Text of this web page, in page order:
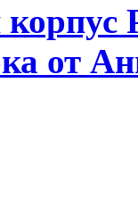
от